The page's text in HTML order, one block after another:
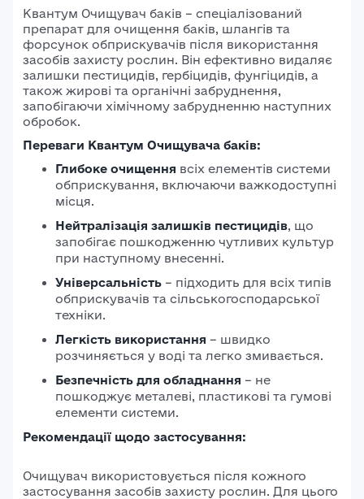
Квантум Очищувач баків – спеціалізований
препарат для очищення баків, шлангів та
форсунок обприскувачів після використання
засобів захисту рослин. Він ефективно видаляє
залишки пестицидів, гербіцидів, фунгіцидів, а
також жирові та органічні забруднення,
запобігаючи хімічному забрудненню наступних
обробок.
Переваги Квантум Очищувача баків:
Глибоке очищення всіх елементів системи
обприскування, включаючи важкодоступні
місця.
Нейтралізація залишків пестицидів, що
запобігає пошкодженню чутливих культур
при наступному внесенні.
Універсальність – підходить для всіх типів
обприскувачів та сільськогосподарської
техніки.
Легкість використання – швидко
розчиняється у воді та легко змивається.
Безпечність для обладнання – не
пошкоджує металеві, пластикові та гумові
елементи системи.
Рекомендації щодо застосування:
Очищувач використовується після кожного
застосування засобів захисту рослин. Для цього